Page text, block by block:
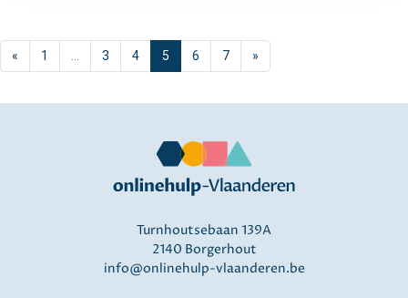
« 1 3 4 5 6 7 »
Turnhoutsebaan 139A
2140 Borgerhout
info@onlinehulp-vlaanderen.be